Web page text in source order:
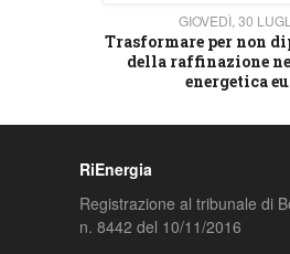
GIOVEDÌ, 30
Trasformare per non
della raffinazione
energetica
RiEnergia
Registrazione al tribunale di
n. 8442 del 10/11/2016